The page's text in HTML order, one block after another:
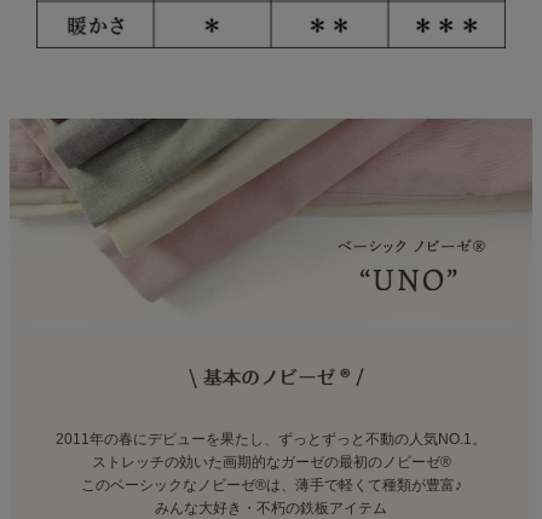
2011年の春にデビューを果たし、ずっとずっと不動の人気NO.1。
ストレッチの効いた画期的なガーゼの最初のノビーゼ®︎
このベーシックなノビーゼ®は、薄手で軽くて種類が豊富♪
みんな大好き・不朽の鉄板アイテム